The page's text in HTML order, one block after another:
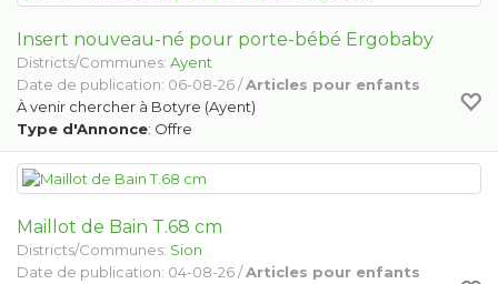
Insert nouveau-né pour porte-bébé Ergobaby
Districts/Communes: Ayent
Date de publication: 06-08-26 /Articles pour enfants
À venir chercher à Botyre (Ayent)
Type d'Annonce: Offre
Maillot de Bain T.68 cm
Districts/Communes: Sion
Date de publication: 04-08-26 /Articles pour enfants